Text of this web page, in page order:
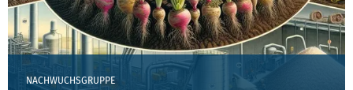
NACHWUCHSGRUPPE